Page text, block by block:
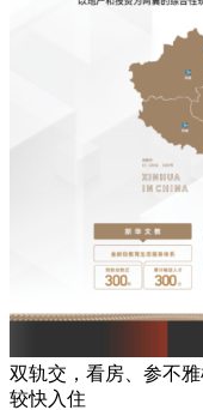
双轨交，看房、参不
较快入住